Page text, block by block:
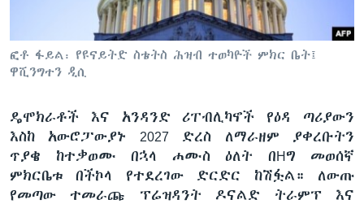
ፎቶ ፋይል፡ የዩናይትድ ስቴትስ ሕዝብ ተወካዮች ምክር ቤት፤
ዋሺንግተን ዲሲ
ዴሞክራቶች እና አንዳንድ ሪፐብሊካኖች የዕዳ ጣሪያውን
እስከ አውሮፓውያኑ 2027 ድረስ ለማራዘም ያቀረቡትን
ጥያቄ ከተቃወሙ በኋላ ሐሙስ ዕለት በHግ መወሰኛ
ምክርቤቱ በችኮላ የተደረገው ድርድር ከሽፏል። ለውጡ
የመጣው ተመራጩ ፕሬዝዳንት ዶናልድ ትራምፕ እና